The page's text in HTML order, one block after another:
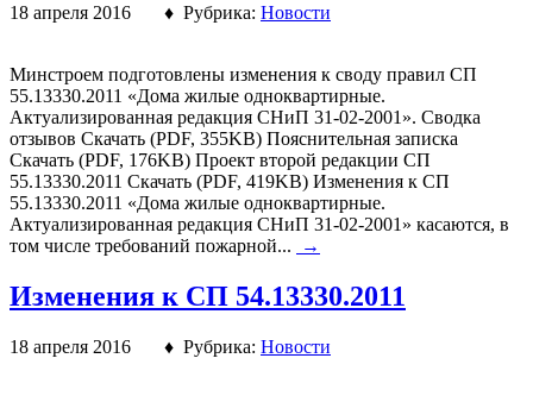
18 апреля 2016 ♦ Рубрика: Новости
Минстроем подготовлены изменения к своду правил СП
55.13330.2011 «Дома жилые одноквартирные.
Актуализированная редакция СНиП 31-02-2001». Сводка
отзывов Скачать (PDF, 355KB) Пояснительная записка
Скачать (PDF, 176KB) Проект второй редакции СП
55.13330.2011 Скачать (PDF, 419KB) Изменения к СП
55.13330.2011 «Дома жилые одноквартирные.
Актуализированная редакция СНиП 31-02-2001» касаются, в
том числе требований пожарной...
→
Изменения к СП 54.13330.2011
18 апреля 2016 ♦ Рубрика: Новости